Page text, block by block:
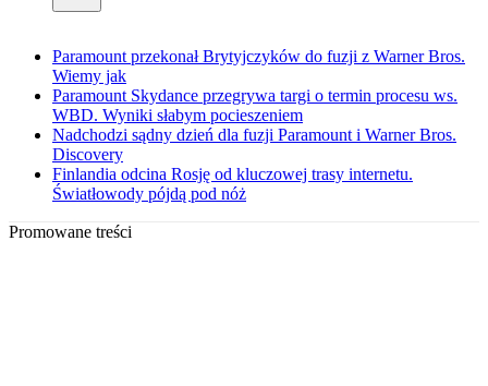
Paramount przekonał Brytyjczyków do fuzji z Warner Bros.
Wiemy jak
Paramount Skydance przegrywa targi o termin procesu ws.
WBD. Wyniki słabym pocieszeniem
Nadchodzi sądny dzień dla fuzji Paramount i Warner Bros.
Discovery
Finlandia odcina Rosję od kluczowej trasy internetu.
Światłowody pójdą pod nóż
Promowane treści